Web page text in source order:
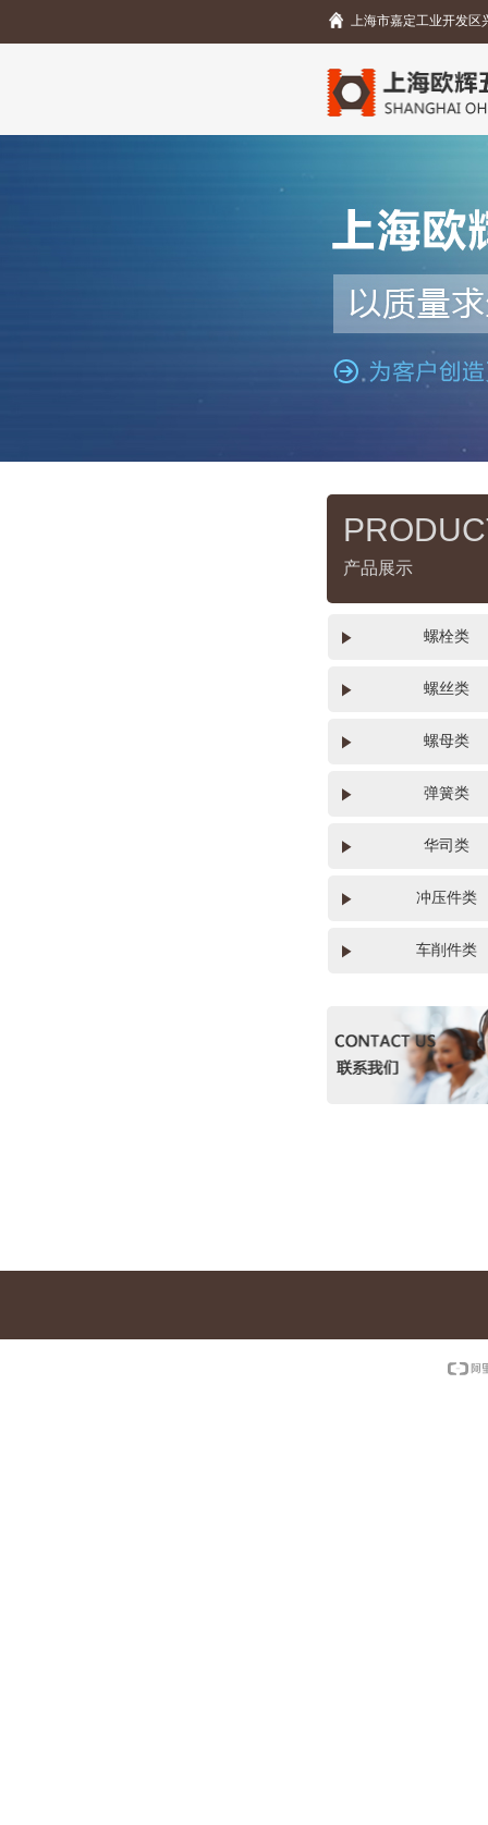
产品展示
螺栓类
螺丝类
螺母类
弹簧类
华司类
冲压件类
车削件类
上海市嘉定工业开发